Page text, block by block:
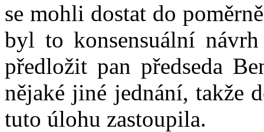
se mohli dostat do
byl to konsensuální
předložit pan předseda
nějaké jiné jednání, takže
tuto úlohu zastoupila.